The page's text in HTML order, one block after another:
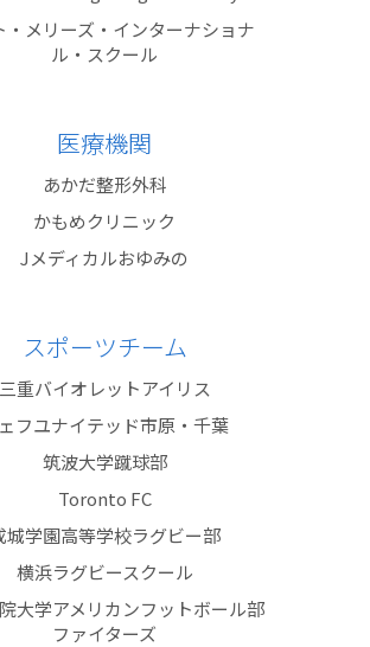
・メリーズ・インターナショナ
ル・スクール
医療機関
あかだ整形外科
かもめクリニック
Jメディカルおゆみの
スポーツチーム
三重バイオレットアイリス
フユナイテッド市原・千葉
筑波大学蹴球部
Toronto FC
城学園高等学校ラグビー部
横浜ラグビースクール
大学アメリカンフットボール部
ファイターズ